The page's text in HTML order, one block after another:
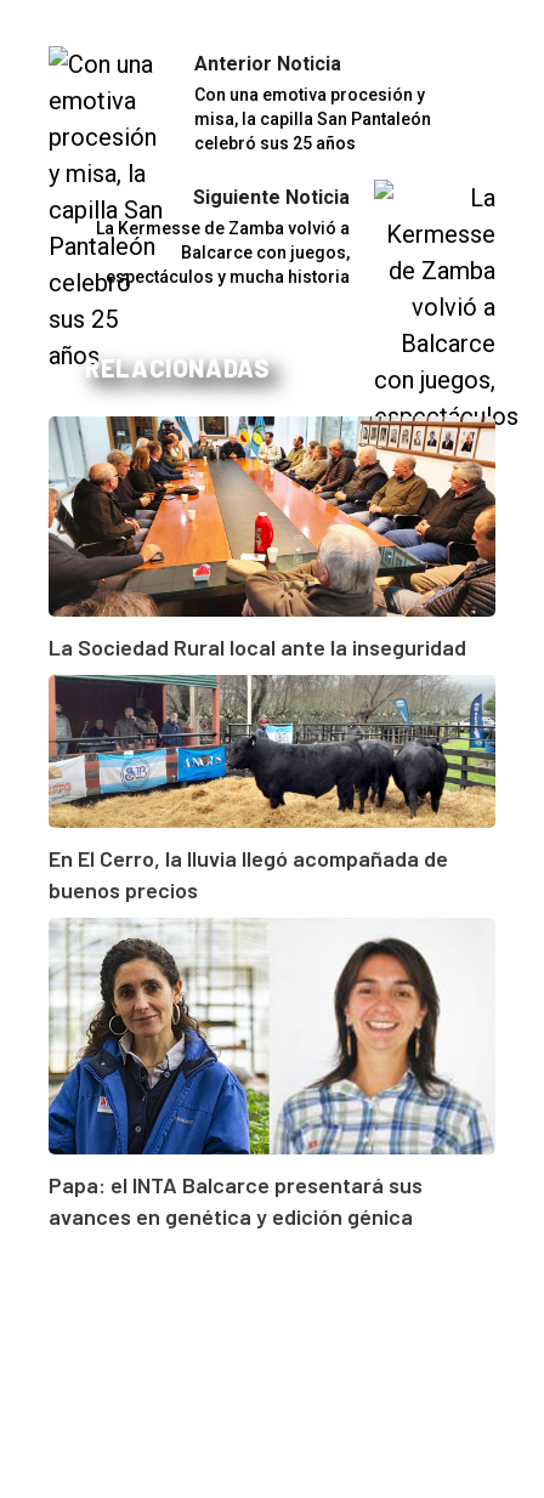
Anterior Noticia
Con una emotiva procesión y
misa, la capilla San Pantaleón
celebró sus 25 años
Siguiente Noticia
La Kermesse de Zamba volvió a
Balcarce con juegos,
espectáculos y mucha historia
RELACIONADAS
La Sociedad Rural local ante la inseguridad
En El Cerro, la lluvia llegó acompañada de
buenos precios
Papa: el INTA Balcarce presentará sus
avances en genética y edición génica